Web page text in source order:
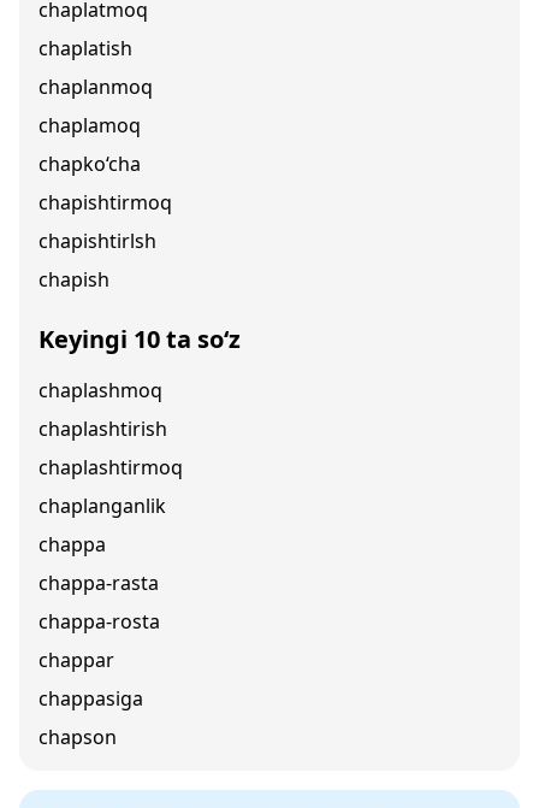
chaplatmoq
chaplatish
chaplanmoq
chaplamoq
chapko‘cha
chapishtirmoq
chapishtirlsh
chapish
Keyingi 10 ta so‘z
chaplashmoq
chaplashtirish
chaplashtirmoq
chaplanganlik
chappa
chappa-rasta
chappa-rosta
chappar
chappasiga
chapson